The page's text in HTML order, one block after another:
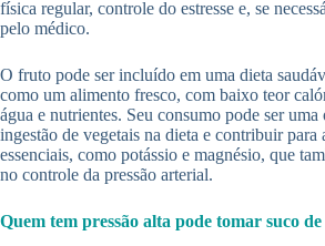
física regular, controle do estresse e, se
pelo médico.
O fruto pode ser incluído em uma dieta
como um alimento fresco, com baixo teor
água e nutrientes. Seu consumo pode ser uma
ingestão de vegetais na dieta e contribuir para
essenciais, como potássio e magnésio, que
no controle da pressão arterial.
Quem tem pressão alta pode tomar suco